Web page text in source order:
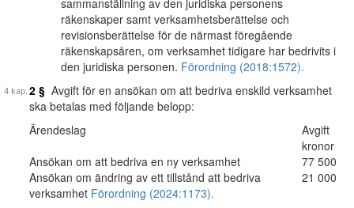
sammanställning av den juridiska personens
räkenskaper samt verksamhetsberättelse och
revisionsberättelse för de närmast föregående
räkenskapsåren, om verksamhet tidigare har bedrivits i
den juridiska personen. Förordning (2018:1572).
2 § Avgift för en ansökan om att bedriva enskild verksamhet
ska betalas med följande belopp:
Ärendeslag
Avgift
kronor
Ansökan om att bedriva en ny verksamhet
77 500
Ansökan om ändring av ett tillstånd att bedriva
verksamhet Förordning (2024:1173).
21 000